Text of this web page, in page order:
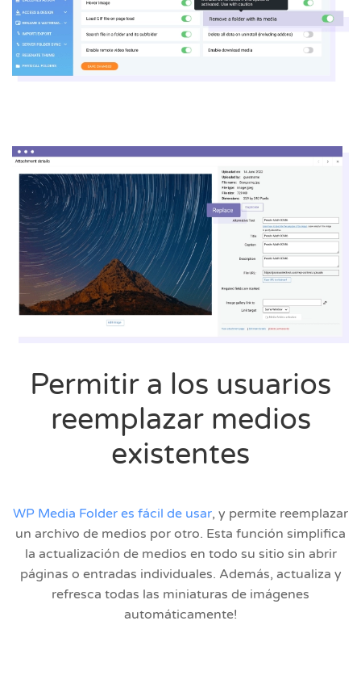
Permitir a los usuarios
reemplazar medios
existentes
WP Media Folder es fácil de usar, y permite reemplazar
un archivo de medios por otro. Esta función simplifica
la actualización de medios en todo su sitio sin abrir
páginas o entradas individuales. Además, actualiza y
refresca todas las miniaturas de imágenes
automáticamente!